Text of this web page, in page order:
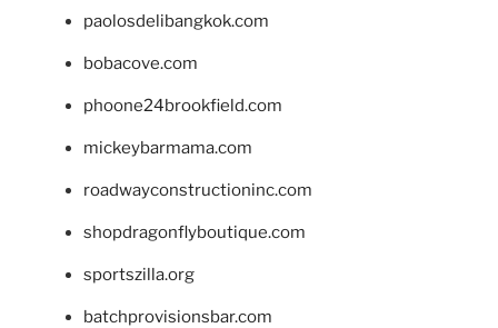
paolosdelibangkok.com
bobacove.com
phoone24brookfield.com
mickeybarmama.com
roadwayconstructioninc.com
shopdragonflyboutique.com
sportszilla.org
batchprovisionsbar.com